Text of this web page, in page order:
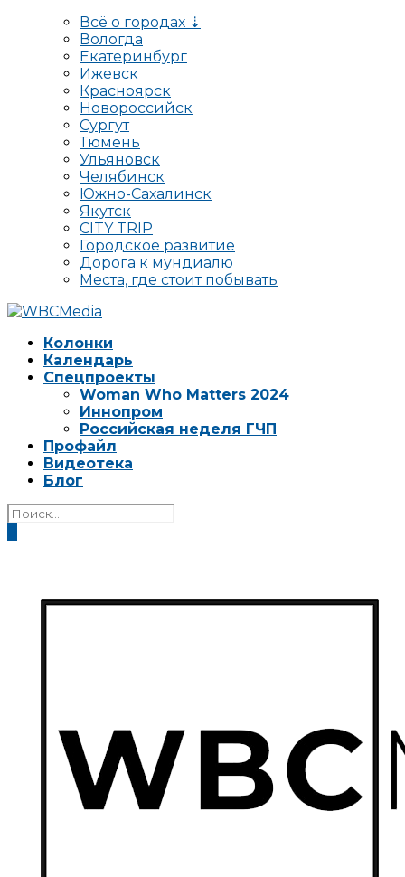
Всё о городах ⇣
Вологда
Екатеринбург
Ижевск
Красноярск
Новороссийск
Сургут
Тюмень
Ульяновск
Челябинск
Южно-Сахалинск
Якутск
CITY TRIP
Городское развитие
Дорога к мундиалю
Места, где стоит побывать
Колонки
Календарь
Спецпроекты
Woman Who Matters 2024
Иннопром
Российская неделя ГЧП
Профайл
Видеотека
Блог